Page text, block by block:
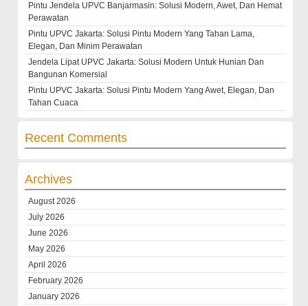
Pintu Jendela UPVC Banjarmasin: Solusi Modern, Awet, Dan Hemat
Perawatan
Pintu UPVC Jakarta: Solusi Pintu Modern Yang Tahan Lama,
Elegan, Dan Minim Perawatan
Jendela Lipat UPVC Jakarta: Solusi Modern Untuk Hunian Dan
Bangunan Komersial
Pintu UPVC Jakarta: Solusi Pintu Modern Yang Awet, Elegan, Dan
Tahan Cuaca
Recent Comments
Archives
August 2026
July 2026
June 2026
May 2026
April 2026
February 2026
January 2026